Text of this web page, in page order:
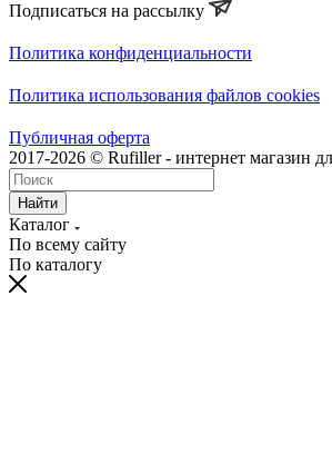
Подписаться на рассылку
Политика конфиденциальности
Политика использования файлов cookies
Публичная оферта
2017-2026 © Rufiller - интернет магазин
Найти
Каталог
По всему сайту
По каталогу